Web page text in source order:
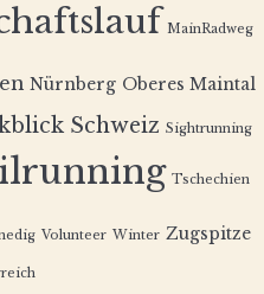
MainRadweg
Nürnberg Oberes Maintal
Schweiz Sightrunning
Tschechien
Volunteer Winter Zugspitze